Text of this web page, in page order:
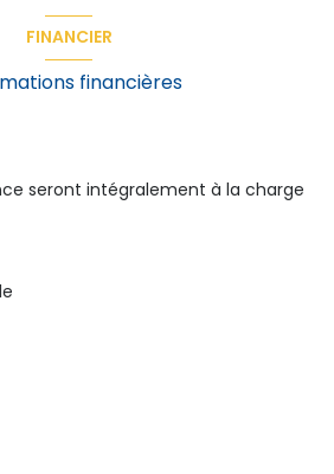
1.014 m²
FINANCIER
financières
seront intégralement à la charge